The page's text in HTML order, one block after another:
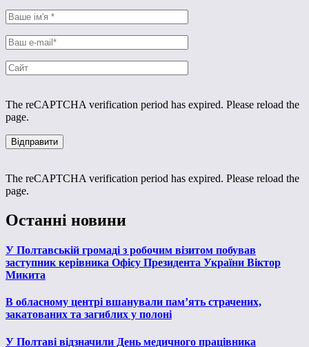
The reCAPTCHA verification period has expired. Please reload the
page.
The reCAPTCHA verification period has expired. Please reload the
page.
Останні новини
У Полтавській громаді з робочим візитом побував
заступник керівника Офісу Президента України Віктор
Микита
В обласному центрі вшанували пам’ять страчених,
закатованих та загиблих у полоні
У Полтаві відзначили День медичного працівника